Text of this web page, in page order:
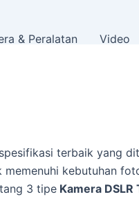
& Peralatan Video
terbaik yang
kebutuhan
3 tipe Kamera